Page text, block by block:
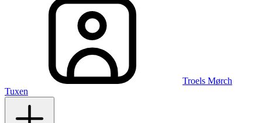
Troels Mørch
Tuxen